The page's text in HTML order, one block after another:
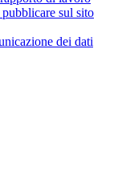
sul sito
dei dati